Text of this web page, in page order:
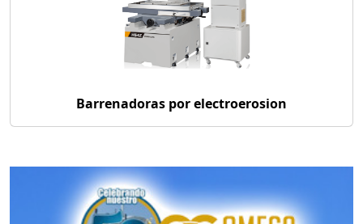
Barrenadoras por electroerosion